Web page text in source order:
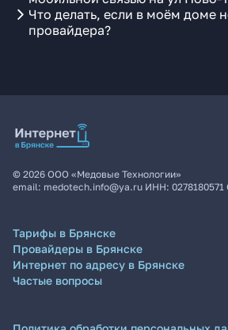
Что делать, если в моём доме
провайдера?
© 2026 ООО «Медовые Технологии»
email: medotech.info@ya.ru ИНН: 0278180571
Тарифы в Брянске
Провайдеры в Брянске
Интернет по адресу в Брянске
Частые вопросы